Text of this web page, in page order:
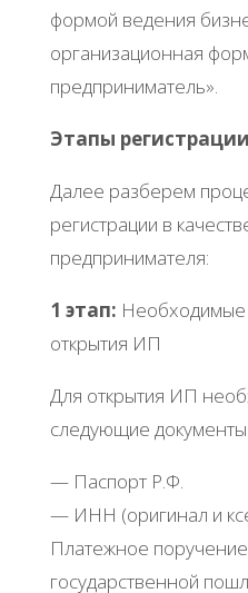
формой ведения
организационная
предприниматель».
Этапы регистрации
Далее разберем
регистрации в
предпринимателя:
1 этап: Необходимые
открытия ИП
Для открытия ИП
следующие документы:
— Паспорт Р.Ф.
— ИНН (оригинал и
Платежное
государственной